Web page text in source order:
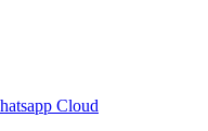
Cloud